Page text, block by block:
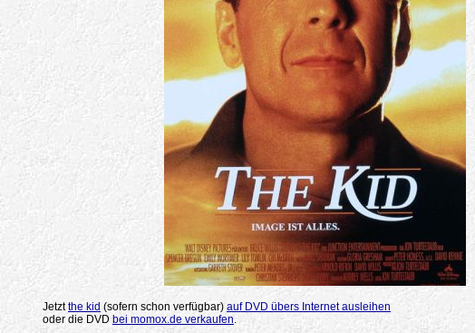
Jetztthe kid (sofern schon verfügbar) auf DVD übers Internet ausleihen
oder die DVD bei momox.de verkaufen